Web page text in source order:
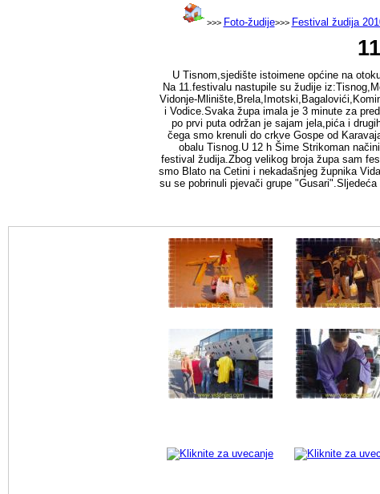
>>> Foto-žudije>>> Festival žudija
U Tisnom,sjedište istoimene općine na
Na 11.festivalu nastupile su žudije
Vidonje-
i Vodice.Svaka župa imala je 3 minute za
po prvi puta održan je sajam jela,pića i
čega smo krenuli do crkve Gospe od
obalu Tisnog.U 12 h Šime Strikoman
festival žudija.Zbog velikog broja župa sam
smo Blato na Cetini i nekadašnjeg župnika
su se pobrinuli pjevači grupe